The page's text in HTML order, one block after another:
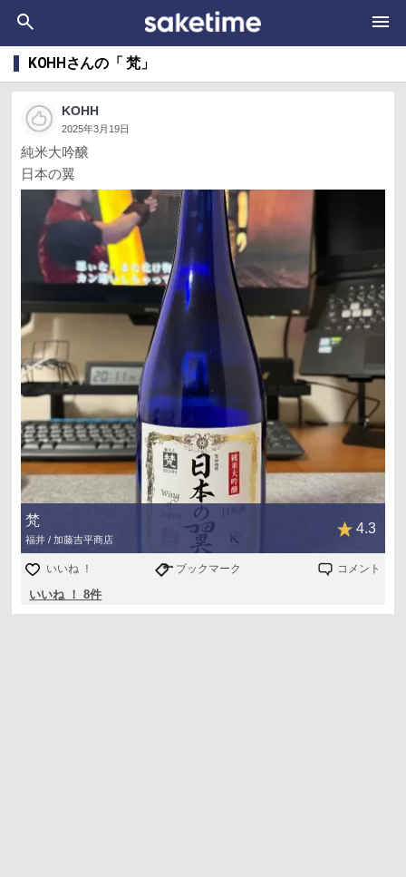
KOHHさんの「 梵」
KOHH
2025年3月19日
純米大吟醸
日本の翼
梵
福井 / 加藤吉平商店
4.3
いいね ！ ブックマーク コメント
いいね ！ 8件